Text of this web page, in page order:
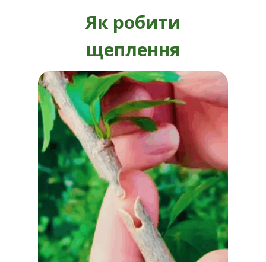
Як робити
щеплення